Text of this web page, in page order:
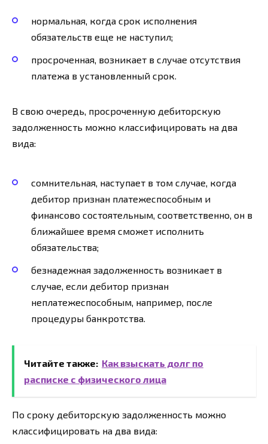
нормальная, когда срок исполнения
обязательств еще не наступил;
просроченная, возникает в случае отсутствия
платежа в установленный срок.
В свою очередь, просроченную дебиторскую
задолженность можно классифицировать на два
вида:
сомнительная, наступает в том случае, когда
дебитор признан платежеспособным и
финансово состоятельным, соответственно, он в
ближайшее время сможет исполнить
обязательства;
безнадежная задолженность возникает в
случае, если дебитор признан
неплатежеспособным, например, после
процедуры банкротства.
Читайте также: Как взыскать долг по
расписке с физического лица
По сроку дебиторскую задолженность можно
классифицировать на два вида: